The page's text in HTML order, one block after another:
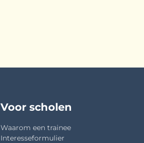
Voor scholen
Waarom een trainee
Interesseformulier